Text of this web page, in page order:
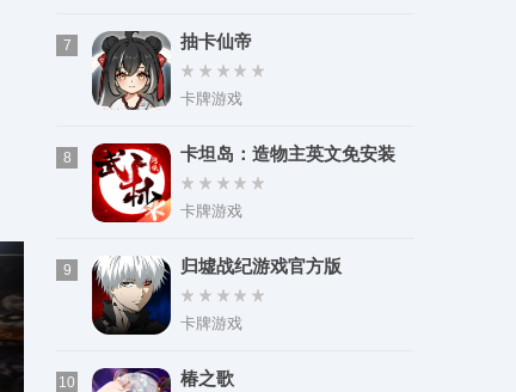
7 抽卡仙帝
卡牌游戏
8
卡坦岛：造物主英文免安装
版
卡牌游戏
9 归墟战纪游戏官方版
卡牌游戏
10 椿之歌